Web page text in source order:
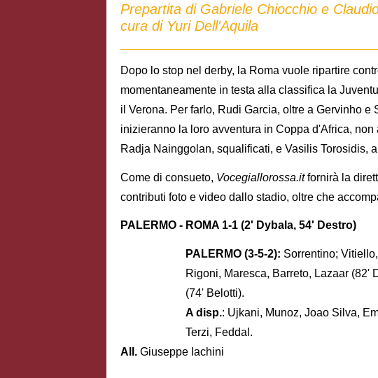
Prepartita di Gabriele Chiocchio e
cura di Yuri Dell'Aquila
Dopo lo stop nel derby, la Roma vuole ripartire
momentaneamente in testa alla classifica la
il Verona. Per farlo, Rudi Garcia, oltre a Gervinho
inizieranno la loro avventura in Coppa d'Africa,
Radja Nainggolan, squalificati, e Vasilis Torosidis,
Come di consueto, Vocegiallorossa.itfornirà la
contributi foto e video dallo stadio, oltre che
PALERMO - ROMA 1-1 (2' Dybala, 54' Destro)
PALERMO (3-5-2): Sorrentino;
Rigoni, Maresca, Barreto, Lazaar (82'
(74' Belotti).
A disp.: Ujkani, Munoz, Joao Silva,
Terzi, Feddal.
All. Giuseppe Iachini